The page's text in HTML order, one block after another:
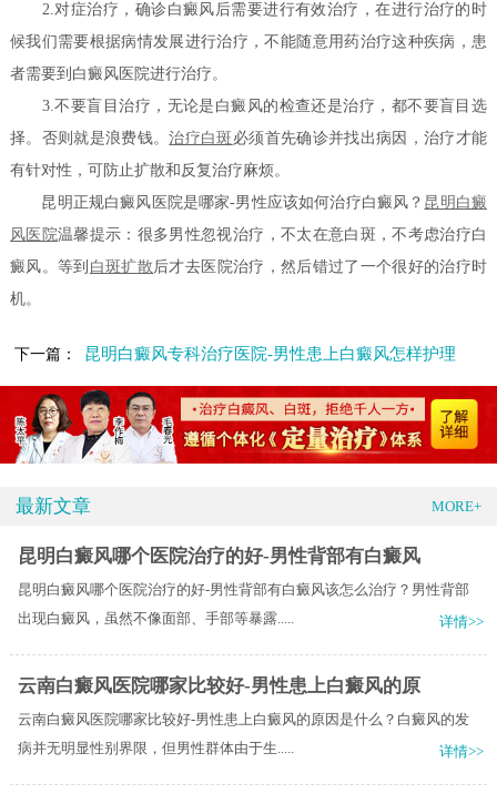
2.对症治疗，确诊白癜风后需要进行有效治疗，在进行治疗的时
候我们需要根据病情发展进行治疗，不能随意用药治疗这种疾病，患
者需要到白癜风医院进行治疗。
3.不要盲目治疗，无论是白癜风的检查还是治疗，都不要盲目选
择。否则就是浪费钱。治疗白斑 必须首先确诊并找出病因，治疗才能
有针对性，可防止扩散和反复治疗麻烦。
昆明正规白癜风医院是哪家-男性应该如何治疗白癜风？ 昆明白癜
风医院温馨提示：很多男性忽视治疗，不太在意白斑，不考虑治疗白
癜风。等到 白斑扩散后才去医院治疗，然后错过了一个很好的治疗时
机。
下一篇： 昆明白癜风专科治疗医院-男性患上白癜风怎样护理
最新文章 MORE+
昆明白癜风哪个医院治疗的好-男性背部有白癜风
昆明白癜风哪个医院治疗的好-男性背部有白癜风该怎么治疗？男性背部
出现白癜风，虽然不像面部、手部等暴露.....
详情>>
云南白癜风医院哪家比较好-男性患上白癜风的原
云南白癜风医院哪家比较好-男性患上白癜风的原因是什么？白癜风的发
病并无明显性别界限，但男性群体由于生.....
详情>>